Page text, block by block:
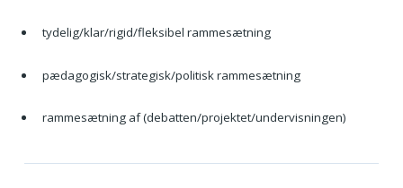
tydelig/klar/rigid/fleksibel rammesætning
pædagogisk/strategisk/politisk rammesætning
rammesætning af (debatten/projektet/undervisningen)